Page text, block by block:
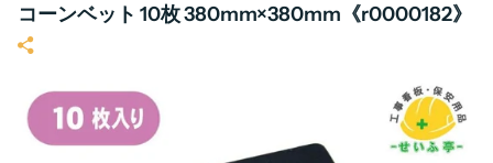
コーンベット 10枚 380mm×380mm《r0000182》